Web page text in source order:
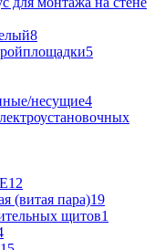
8
5
несущие4
12
(витая пара)19
щитов1